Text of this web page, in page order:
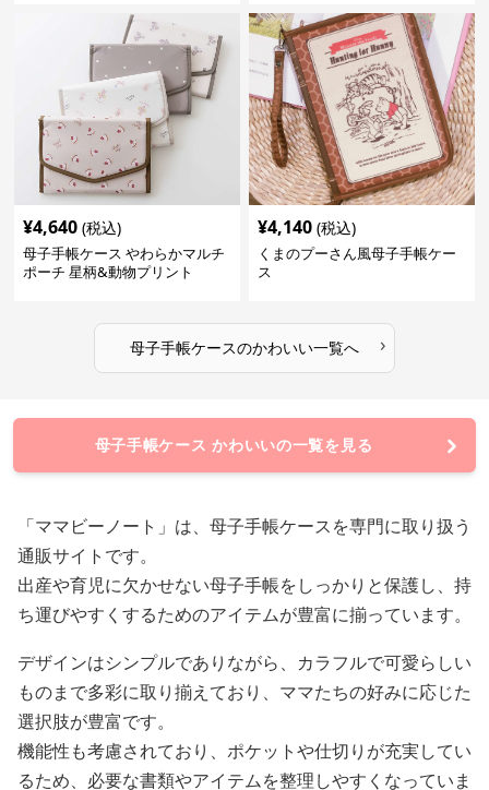
¥4,640 (税込)
母子手帳ケース やわらかマルチ
ポーチ 星柄&動物プリント
¥4,140 (税込)
くまのプーさん風母子手帳ケー
ス
母子手帳ケースのかわいい一覧へ ›
母子手帳ケース かわいいの一覧を見る
「ママビーノート」は、母子手帳ケースを専門に取り扱う
通販サイトです。
出産や育児に欠かせない母子手帳をしっかりと保護し、持
ち運びやすくするためのアイテムが豊富に揃っています。
デザインはシンプルでありながら、カラフルで可愛らしい
ものまで多彩に取り揃えており、ママたちの好みに応じた
選択肢が豊富です。
機能性も考慮されており、ポケットや仕切りが充実してい
るため、必要な書類やアイテムを整理しやすくなっていま